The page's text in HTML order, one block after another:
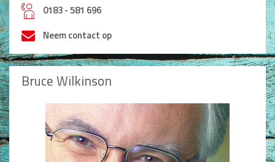
h0183 - 581 696
Neem contact op
Bruce Wilkinson